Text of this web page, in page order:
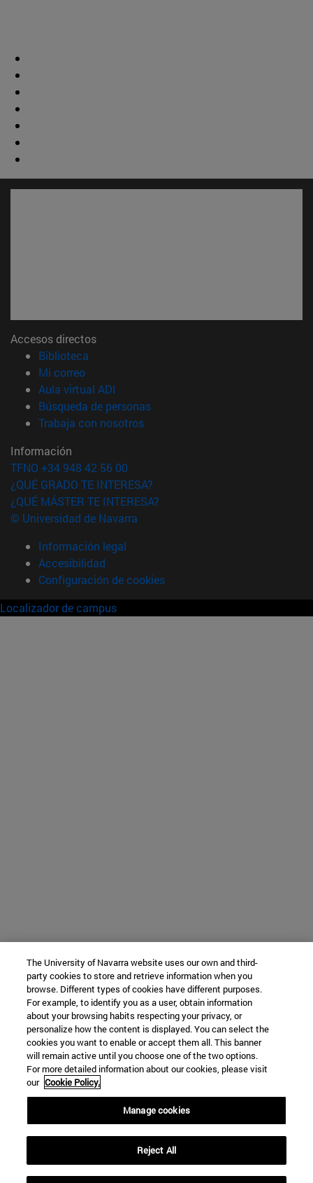
Accesos directos
Biblioteca
Mi correo(abre en nueva ventana)
Aula virtual ADI
Búsqueda de personas(abre en nueva ventana)
Trabaja con nosotros(abre en nueva ventana)
Información
TFNO +34 948 42 56 00
¿QUÉ GRADO TE INTERESA?
¿QUÉ MÁSTER TE INTERESA?
© Universidad de Navarra
Información legal
Accesibilidad
Configuración de cookies
Localizador de campus
The University of Navarra website uses our own and third-
party cookies to store and retrieve information when you
browse. Different types of cookies have different purposes.
For example, to identify you as a user, obtain information
about your browsing habits respecting your privacy, or
personalize how the content is displayed. You can select the
cookies you want to enable or accept them all. This banner
will remain active until you choose one of the two options.
For more detailed information about our cookies, please visit
our Cookie Policy.
Manage cookies
Reject All